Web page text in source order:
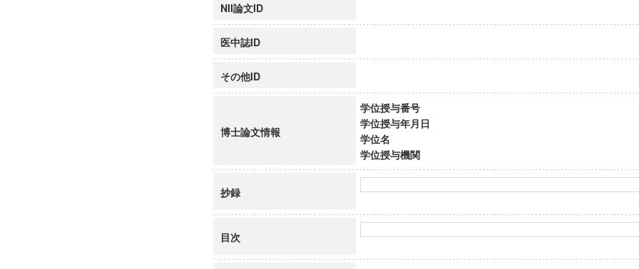
NII論文ID
医中誌ID
その他ID
博士論文情報
学位授与番号
学位授与年月日
学位名
学位授与機関
抄録
目次